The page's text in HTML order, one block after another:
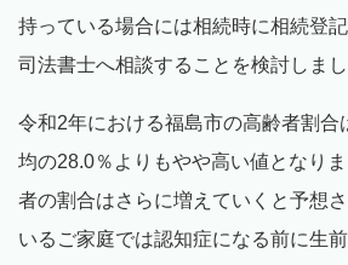
持っている場合には相続時に相続登
司法書士へ相談することを検討しまし
令和2年における福島市の高齢者割合
均の28.0％よりもやや高い値となり
者の割合はさらに増えていくと予想
いるご家庭では認知症になる前に生